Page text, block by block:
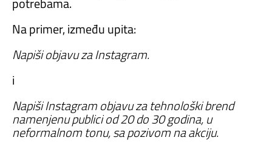
Na primer, između upita:
Napiši objavu za Instagram.
i
Napiši Instagram objavu za tehnološki brend
namenjenu publici od 20 do 30 godina, u
neformalnom tonu, sa pozivom na akciju.